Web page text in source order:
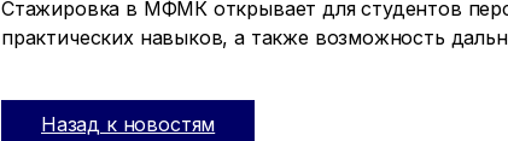
Стажировка в МФМК открывает для студентов
практических навыков, а также возможность
Назад к новостям